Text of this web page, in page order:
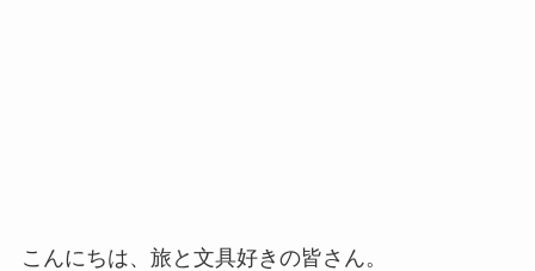
こんにちは、旅と文具好きの皆さん。